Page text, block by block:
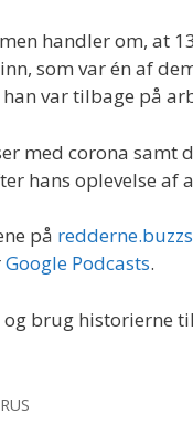
handler om, at
som var én af
var tilbage på
med corona
hans oplevelse af
på
Google Podcasts.
brug historierne
RUS